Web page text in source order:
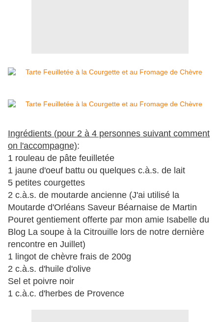
Ingrédients (pour 2 à 4 personnes suivant comment
on l'accompagne):
1 rouleau de pâte feuilletée
1 jaune d'oeuf battu ou quelques c.à.s. de lait
5 petites courgettes
2 c.à.s. de moutarde ancienne (J'ai utilisé la
Moutarde d'Orl éans Saveur Béarnaise de Martin
Pouret gentiement offerte par mon amie Isabelle du
Blog La soupe à la Citrouille lors de notre dernière
rencontre en Juillet)
1 lingot de chèvre frais de 200g
2 c.à.s. d'huile d'olive
Sel et poivre noir
1 c.à.c. d'herbes de Provence